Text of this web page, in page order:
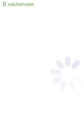
В наличии